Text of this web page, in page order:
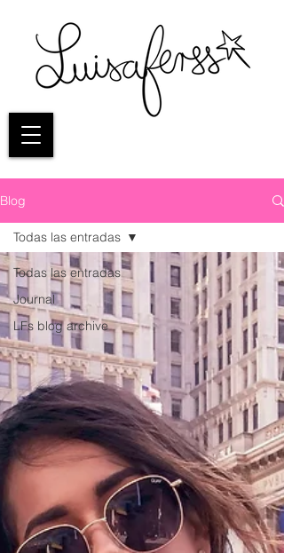
Blog
Todas las entradas
Journal
LFs blog archive
Todas las entradas